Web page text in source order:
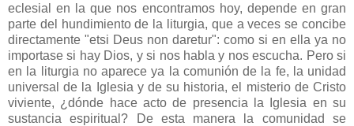
eclesial en la que nos encontramos hoy, depende en gran
parte del hundimiento de la liturgia, que a veces se concibe
directamente "etsi Deus non daretur": como si en ella ya no
importase si hay Dios, y si nos habla y nos escucha. Pero si
en la liturgia no aparece ya la comunión de la fe, la unidad
universal de la Iglesia y de su historia, el misterio de Cristo
viviente, ¿dónde hace acto de presencia la Iglesia en su
sustancia espiritual? De esta manera la comunidad se